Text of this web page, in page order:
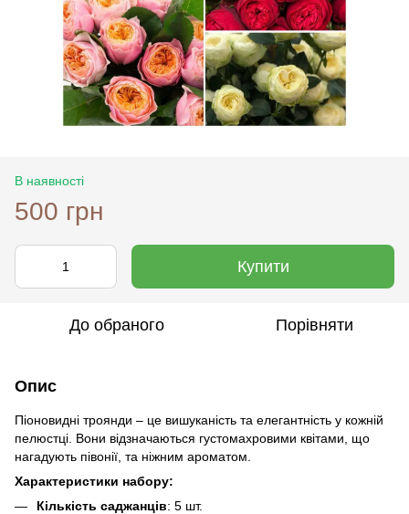
В наявності
500 грн
Купити
До обраного Порівняти
Опис
Піоновидні троянди – це вишуканість та елегантність у кожній
пелюстці. Вони відзначаються густомахровими квітами, що
нагадують півонії, та ніжним ароматом.
Характеристики набору:
Кількість саджанців: 5 шт.